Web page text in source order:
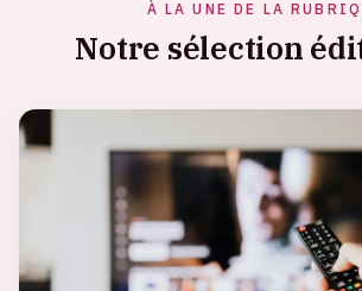
À LA UNE DE LA
Notre sélection